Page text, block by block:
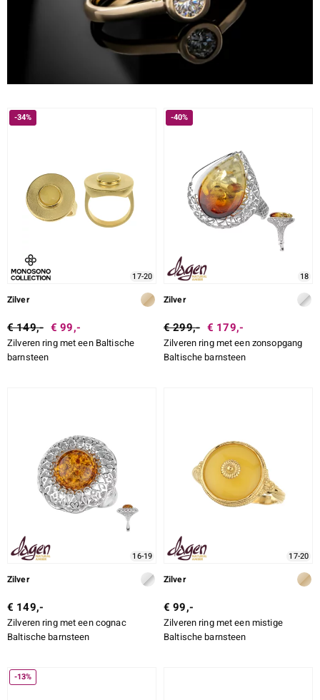
-34%
17-20
Zilver
€ 149,- € 99,-
Zilveren ring met een Baltische
barnsteen
-40%
18
Zilver
€ 299,- € 179,-
Zilveren ring met een zonsopgang
Baltische barnsteen
16-19
Zilver
€ 149,-
Zilveren ring met een cognac
Baltische barnsteen
17-20
Zilver
€ 99,-
Zilveren ring met een mistige
Baltische barnsteen
-13%